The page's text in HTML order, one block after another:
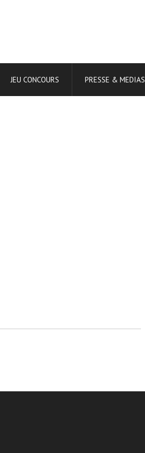
JEU CONCOURS PRESSE & MEDIAS